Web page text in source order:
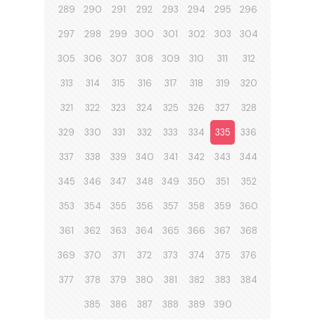
289 290 291 292 293 294 295 296
297 298 299 300 301 302 303 304
305 306 307 308 309 310 311 312
313 314 315 316 317 318 319 320
321 322 323 324 325 326 327 328
329 330 331 332 333 334 335 336
337 338 339 340 341 342 343 344
345 346 347 348 349 350 351 352
353 354 355 356 357 358 359 360
361 362 363 364 365 366 367 368
369 370 371 372 373 374 375 376
377 378 379 380 381 382 383 384
385 386 387 388 389 390